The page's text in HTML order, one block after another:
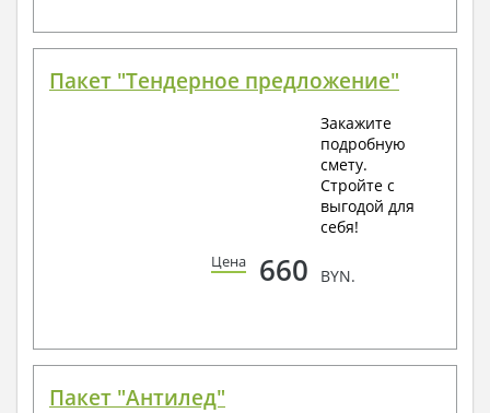
Пакет "Тендерное предложение"
Закажите
подробную
смету.
Стройте с
выгодой для
себя!
Цена 660 BYN.
Пакет "Антилед"